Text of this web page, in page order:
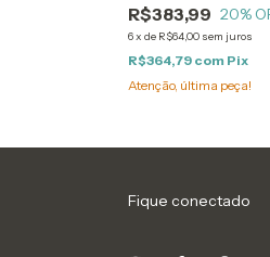
R$383,99 20%
6x de R$64,00 sem juros
R$364,79 com Pix
Atenção, última peça!
Fique conectado